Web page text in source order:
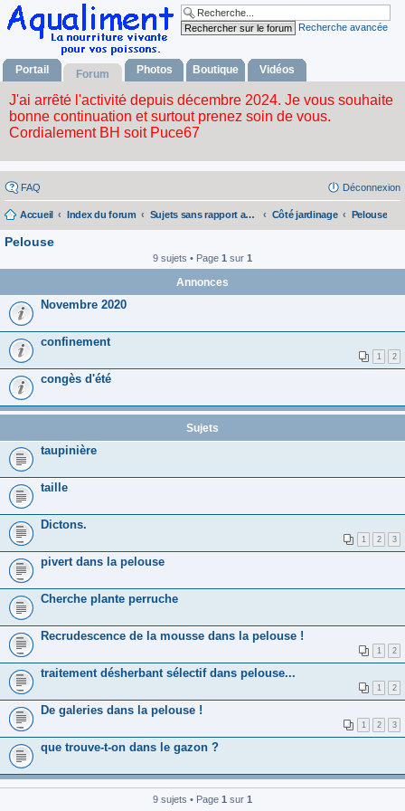
Recherche avancée
Portail Forum Photos Boutique Vidéos
FAQ Déconnexion
Accueil Index du forum Sujets sans rapport avec la nourriture vivante Côté jardinage Pelouse
Pelouse
9 sujets • Page 1 sur 1
Annonces
Novembre 2020
confinement
1 2
congès d'été
Sujets
taupinière
taille
Dictons.
1 2 3
pivert dans la pelouse
Cherche plante perruche
Recrudescence de la mousse dans la pelouse !
1 2
traitement désherbant sélectif dans pelouse...
1 2
De galeries dans la pelouse !
1 2 3
que trouve-t-on dans le gazon ?
9 sujets • Page 1 sur 1